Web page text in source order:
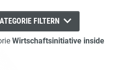
FILTERN
Wirtschaftsinitiative inside